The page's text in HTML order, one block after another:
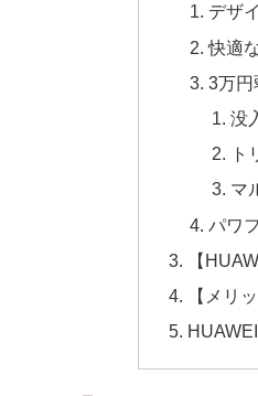
デザ
快適
3万円
没
ト
マ
パワ
【
【メリ